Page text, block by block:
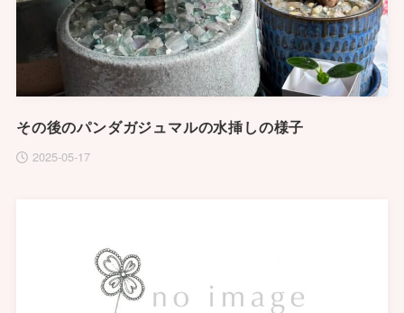
その後のパンダガジュマルの水挿しの様子
2025-05-17